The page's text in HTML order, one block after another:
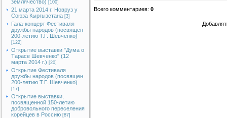
землячество) [100]
21 марта 2014 г. Новруз у
Союза Кыргызстана [3]
Гала-концерт Фестиваля
дружбы народов (посвящен
200-летию Т.Г. Шевченко)
[122]
Открытие выставки "Дума о
Тарасе Шевченко" (12
марта 2014 г.) [20]
Открытие Фестиваля
дружбы народов (посвящен
200-летию Т.Г. Шевченко)
[17]
Открытие выставки,
посвященной 150-летию
добровольного переселения
корейцев в Россию [87]
Всего комментариев: 0